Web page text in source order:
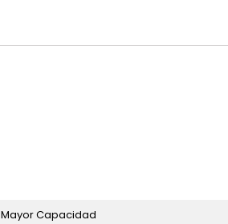
Mayor Capacidad